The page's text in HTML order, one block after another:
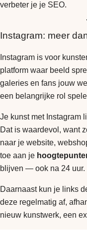
verbeter je je SEO.
Instagram: meer
Instagram is voor
platform waar beeld
galeries en fans jouw
een belangrijke rol
Je kunst met Instagram
Dat is waardevol, want
naar je website,
toe aan je
blijven — ook na 24 uur.
Daarnaast kun je links
deze regelmatig af,
nieuw kunstwerk, een